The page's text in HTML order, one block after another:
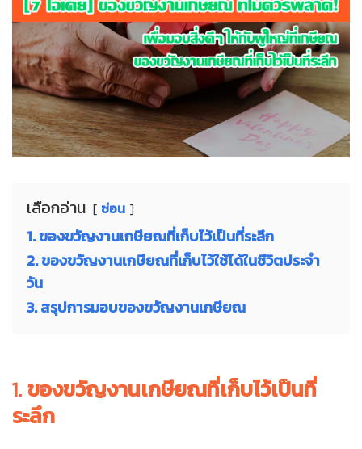
เลือกอ่าน ซ่อน
1. ของขวัญงานเกษียณที่เก็บไว้เป็นที่ระลึก
2. ของขวัญงานเกษียณที่เก็บไว้ใช้ได้ในชีวิตประจำ
วัน
3. สรุปการมอบของขวัญงานเกษียณ
1.ของขวัญงานเกษียณที่เก็บไว้เป็นที่
ระลึก